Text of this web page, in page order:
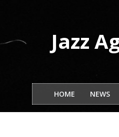
Jazz
HOME NEWS